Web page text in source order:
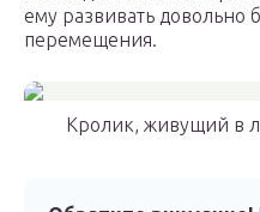
ему развивать довольно
перемещения.
Кролик, живущий в